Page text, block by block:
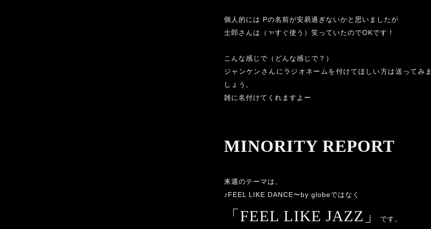
個人的には Pの名前が安易過ぎないかと思いましたが
士郎さんは（☜すぐ使う）笑っていたのでOKです！
こんな感じで（どんな感じで？）
ジャンケンさんにラジオネームを付けてほしい方は送ってみま
しょう。
雑に名付けてくれますよー
MINORITY REPORT
来週のテーマは、
♪FEEL LIKE DANCE〜by globeではなく
「 FEEL LIKE JAZZ 」 です。